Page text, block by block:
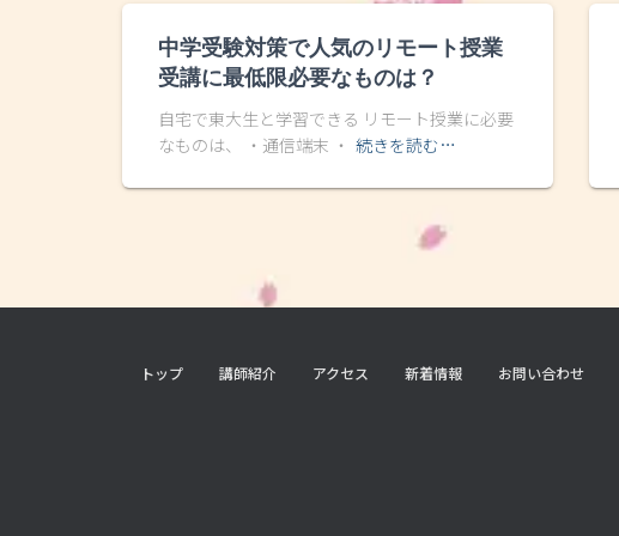
中学受験対策で人気のリモート授業
受講に最低限必要なものは？
自宅で東大生と学習できる リモート授業に必要
なものは、 ・通信端末 ・ 続きを読む…
トップ 講師紹介 アクセス 新着情報 お問い合わせ